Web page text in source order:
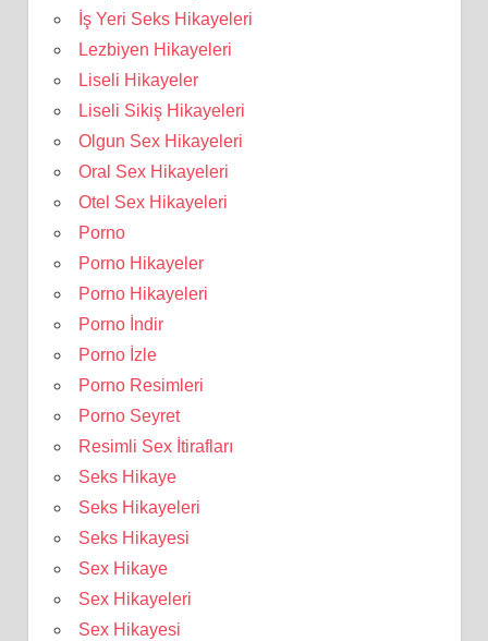
İş Yeri Seks Hikayeleri
Lezbiyen Hikayeleri
Liseli Hikayeler
Liseli Sikiş Hikayeleri
Olgun Sex Hikayeleri
Oral Sex Hikayeleri
Otel Sex Hikayeleri
Porno
Porno Hikayeler
Porno Hikayeleri
Porno İndir
Porno İzle
Porno Resimleri
Porno Seyret
Resimli Sex İtirafları
Seks Hikaye
Seks Hikayeleri
Seks Hikayesi
Sex Hikaye
Sex Hikayeleri
Sex Hikayesi